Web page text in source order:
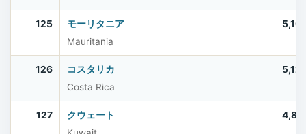
125
モーリタニア
Mauritania
126
コスタリカ
Costa Rica
127
クウェート